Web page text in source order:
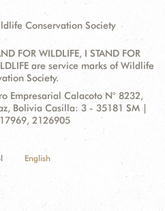
Conservation Society
FOR WILDLIFE, I STAND FOR
are service marks of Wildlife
Society.
Empresarial Calacoto N° 8232,
Bolivia Casilla: 3 - 35181 SM |
2126905
English